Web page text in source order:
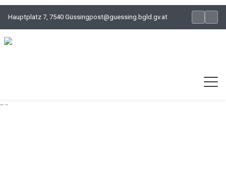
Hauptplatz 7, 7540 Güssingpost@guessing.bgld.gv.at